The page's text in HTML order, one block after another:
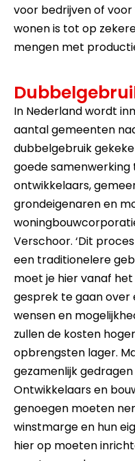
voor bedrijven of
wonen is tot op
mengen met
In Nederland wordt
aantal gemeenten
dubbelgebruik
goede samenwerking
ontwikkelaars,
grondeigenaren en
Verschoor. ‘Dit
een traditionelere
moet je hier vanaf
gesprek te gaan over
wensen en
zullen de kosten
opbrengsten lager.
gezamenlijk
Ontwikkelaars en
genoegen moeten
winstmarge en hun
hier op moeten